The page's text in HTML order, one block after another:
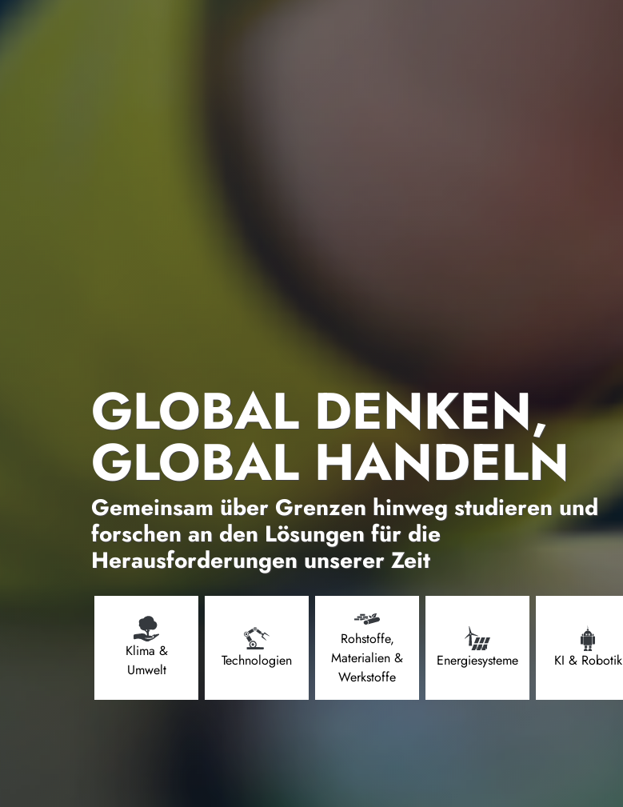
GLOBAL DENKEN,
GLOBAL HANDELN
Gemeinsam über Grenzen hinweg studieren und
forschen an den Lösungen für die
Herausforderungen unserer Zeit
Klima &
Umwelt
Technologien
Rohstoffe,
Materialien &
Werkstoffe
Energiesysteme KI & Robotik